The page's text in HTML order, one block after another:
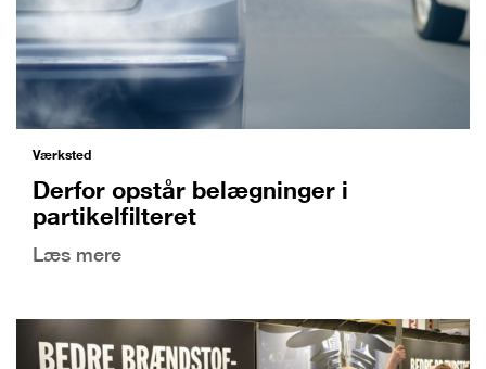
Værksted
Derfor opstår belægninger i
partikelfilteret
Læs mere